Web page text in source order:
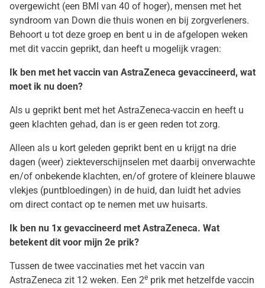
overgewicht (een BMI van 40 of hoger), mensen met het
syndroom van Down die thuis wonen en bij zorgverleners.
Behoort u tot deze groep en bent u in de afgelopen weken
met dit vaccin geprikt, dan heeft u mogelijk vragen:
Ik ben met het vaccin van AstraZeneca gevaccineerd, wat
moet ik nu doen?
Als u geprikt bent met het AstraZeneca-vaccin en heeft u
geen klachten gehad, dan is er geen reden tot zorg.
Alleen als u kort geleden geprikt bent en u krijgt na drie
dagen (weer) ziekteverschijnselen met daarbij onverwachte
en/of onbekende klachten, en/of grotere of kleinere blauwe
vlekjes (puntbloedingen) in de huid, dan luidt het advies
om direct contact op te nemen met uw huisarts.
Ik ben nu 1x gevaccineerd met AstraZeneca. Wat
betekent dit voor mijn 2e prik?
Tussen de twee vaccinaties met het vaccin van
AstraZeneca zit 12 weken. Een 2e prik met hetzelfde vaccin